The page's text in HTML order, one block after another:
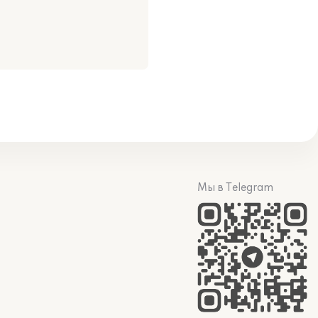
Мы в Telegram